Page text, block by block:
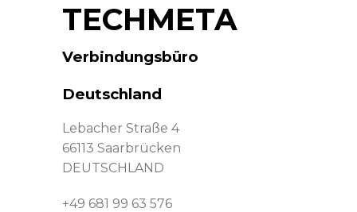
TECHMETA
Verbindungsbüro
Deutschland
Lebacher Straße 4
66113 Saarbrücken
DEUTSCHLAND
+49 681 99 63 576